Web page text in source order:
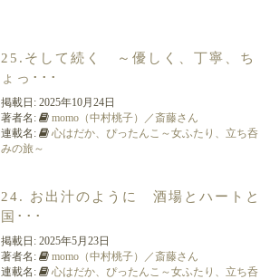
25.そして続く ～優しく、丁寧、ち
ょっ･･･
掲載日: 2025年10月24日
著者名:
momo（中村桃子）／斎藤さん
連載名:
心はだか、ぴったんこ～女ふたり、立ち呑
みの旅～
24. お出汁のように 酒場とハートと
国･･･
掲載日: 2025年5月23日
著者名:
momo（中村桃子）／斎藤さん
連載名:
心はだか、ぴったんこ～女ふたり、立ち呑